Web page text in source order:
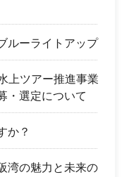
ルーライトアップ
上ツアー推進事業
・選定について
か？
湾の魅力と未来の